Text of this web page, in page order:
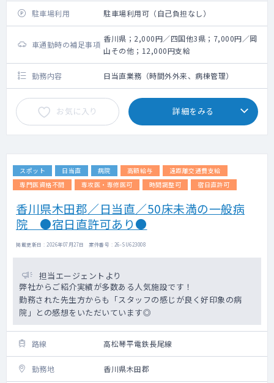
駐車場利用 駐車場利用可（自己負担なし）
車通勤時の補足事項
香川県；2,000円／四国他3県；7,000円／岡
山その他；12,000円支給
勤務内容 日当直業務（時間外外来、病棟管理）
お気に入り 詳細をみる
スポット 日当直 病院 高額給与
遠距離交通費支給
専門医資格不問
専攻医・専修医可 時間調整可 宿日直許可
香川県木田郡／日当直／50床未満の一般病
院 ●宿日直許可あり●
掲載更新日 : 2026年07月27日 案件番号 : 26-SU623008
担当エージェントより
弊社からご紹介実績が多数ある人気施設です！
勤務された先生方からも「スタッフの感じが良く好印象の病
院」との感想をいただいています◎
路線 高松琴平電鉄長尾線
勤務地 香川県木田郡